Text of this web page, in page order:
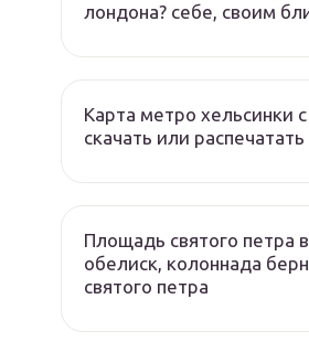
лондона? себе, своим
Карта метро хельсинки
скачать или распечатать
Площадь святого петра
обелиск, колоннада
святого петра